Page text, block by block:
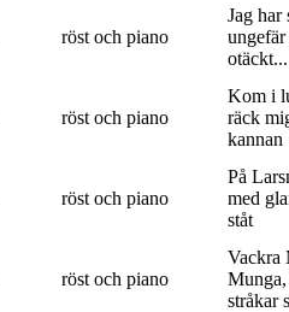
röst och piano
Jag har
otäckt...
röst och piano
Kom i
räck
kannan
röst och piano
På
med
ståt
röst och piano
Vackra
stråkar